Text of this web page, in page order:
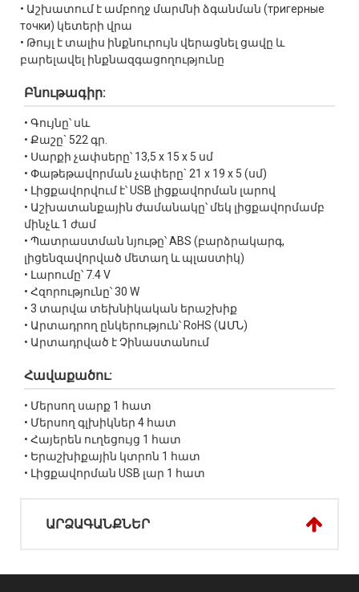
• Աշխատում է ամբողջ մարմնի ձգանման (тригерные
точки) կետերի վրա
• Թույլ է տալիս ինքնուրույն վերացնել ցավը և
բարելավել ինքնազգացողությունը
Բնութագիր:
• Գույնը՝ սև
• Քաշը` 522 գր.
• Սարքի չափսերը՝ 13,5 x 15 x 5 սմ
• Փաթեթավորման չափերը` 21 x 19 x 5 (սմ)
• Լիցքավորվում է՝ USB լիցքավորման լարով
• Աշխատանքային ժամանակը՝ մեկ լիցքավորմամբ
մինչև 1 ժամ
• Պատրաստման նյութը՝ ABS (բարձրակարգ,
լիցենզավորված մետաղ և պլաստիկ)
• Լարումը՝ 7.4 V
• Հզորությունը՝ 30 W
• 3 տարվա տեխնիկական երաշխիք
• Արտադրող ընկերություն՝ RoHS (ԱՄՆ)
• Արտադրված է Չինաստանում
Հավաքածու:
• Մերսող սարք 1 հատ
• Մերսող գլխիկներ 4 հատ
• Հայերեն ուղեցույց 1 հատ
• Երաշխիքային կտրոն 1 հատ
• Լիցքավորման USB լար 1 հատ
ԱՐՁԱԳԱՆՔՆԵՐ